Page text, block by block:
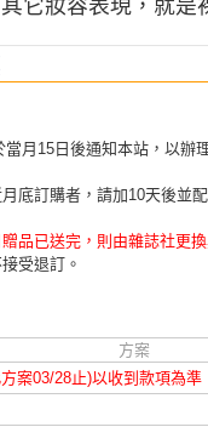
它妝容表現，就是
月15日後通知本站，以辦
底訂購者，請加10天後並
品已送完，則由雜誌社更
受退訂。
方案
案03/28止)以收到款項為準